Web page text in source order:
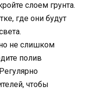
слоем грунта.
где они будут
не слишком
полив
чтобы